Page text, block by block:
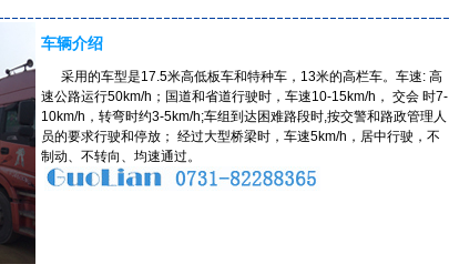
车辆介绍
采用的车型是17.5米高低板车和特种车，13米的高栏车。车速: 高
速公路运行50km/h；国道和省道行驶时，车速10-15km/h， 交会 时7-
10km/h，转弯时约3-5km/h;车组到达困难路段时,按交警和路政管理人
员的要求行驶和停放； 经过大型桥梁时，车速5km/h，居中行驶，不
制动、不转向、均速通过。